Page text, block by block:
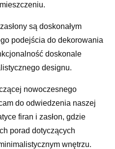
są doskonałym
podejścia do dekorowania
doskonale
designu.
nowoczesnego
do odwiedzenia naszej
firan i zasłon, gdzie
porad dotyczących
wnętrzu.